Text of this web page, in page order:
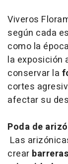
Viveros
según cada
como la
la exposición
conservar la
cortes
afectar su
Poda de
Las
crear